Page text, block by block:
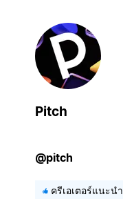
Pitch
@pitch
ครีเอเตอร์แนะนำ